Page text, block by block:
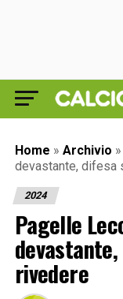
Home » Archivio »
devastante, difesa
2024
Pagelle
rivedere